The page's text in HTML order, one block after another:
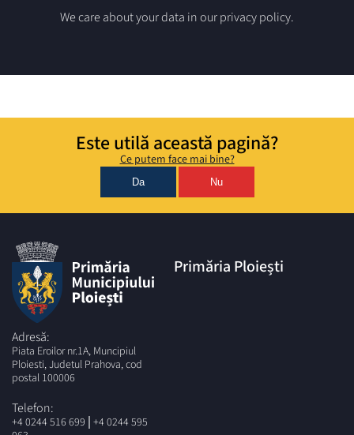
We care about your data in our privacy policy.
Este utilă această pagină?
Ce putem face mai bine?
Da Nu
Adresă:
Piata Eroilor nr.1A, Muncipiul
Ploiesti, Judetul Prahova, cod
postal 100006
Telefon:
+4 0244 516 699 | +4 0244 595
Primăria Ploiești